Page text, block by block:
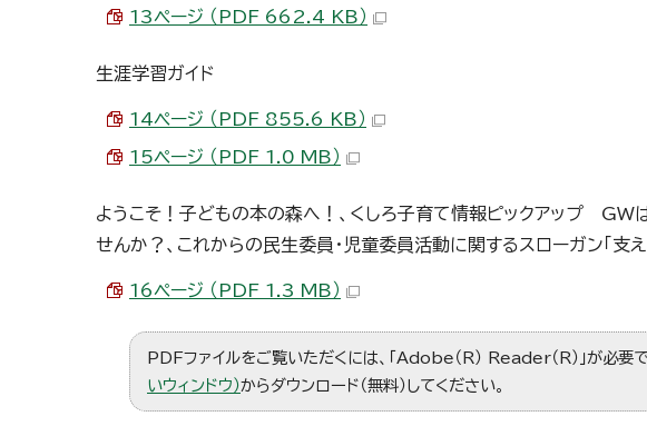
13ページ （PDF 662.4 KB）
生涯学習ガイド
14ページ （PDF 855.6 KB）
15ページ （PDF 1.0 MB）
ようこそ！子どもの本の森へ！、くしろ子育て情報ピックアップ GW
せんか？、これからの民生委員・児童委員活動に関するスローガン「
16ページ （PDF 1.3 MB）
PDFファイルをご覧いただくには、「Adobe（R） Reader（R）」が必要
いウィンドウ）からダウンロード（無料）してください。